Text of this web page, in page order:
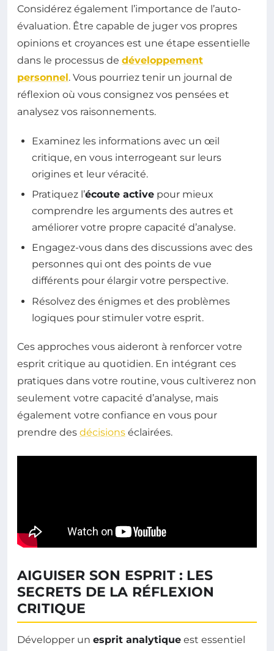
Considérez également l’importance de l’auto-
évaluation. Être capable de juger vos propres
opinions et croyances est une étape essentielle
dans le processus de développement
personnel. Vous pourriez tenir un journal de
réflexion où vous consignez vos pensées et
analysez vos raisonnements.
Examinez les informations avec un œil
critique, en vous interrogeant sur leurs
origines et leur véracité.
Pratiquez l’écoute active pour mieux
comprendre les arguments des autres et
améliorer votre propre capacité d’analyse.
Engagez-vous dans des discussions avec des
personnes qui ont des points de vue
différents pour élargir votre perspective.
Résolvez des énigmes et des problèmes
logiques pour stimuler votre esprit.
Ces approches vous aideront à renforcer votre
esprit critique au quotidien. En intégrant ces
pratiques dans votre routine, vous cultiverez non
seulement votre capacité d’analyse, mais
également votre confiance en vous pour
prendre des décisions éclairées.
AIGUISER SON ESPRIT : LES
SECRETS DE LA RÉFLEXION
CRITIQUE
Développer un esprit analytique est essentiel